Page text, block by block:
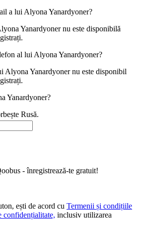
a luiAlyona Yanardyoner?
Yanardyoner nu este disponibilă
al luiAlyona Yanardyoner?
Alyona Yanardyoner nu este disponibil
Yanardyoner?
Rusă.
- înregistrează-te gratuit!
ești de acord cu Termenii și condițiile
confidențialitate, inclusiv utilizarea